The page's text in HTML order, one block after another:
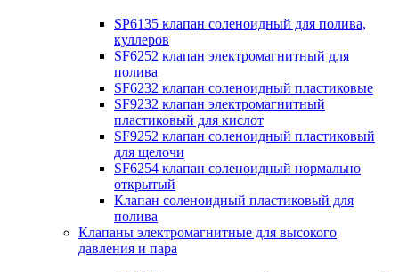
SP6135 клапан соленоидный для полива,
куллеров
SF6252 клапан электромагнитный для
полива
SF6232 клапан соленоидный пластиковые
SF9232 клапан электромагнитный
пластиковый для кислот
SF9252 клапан соленоидный пластиковый
для щелочи
SF6254 клапан соленоидный нормально
открытый
Клапан соленоидный пластиковый для
полива
Клапаны электромагнитные для высокого
давления и пара